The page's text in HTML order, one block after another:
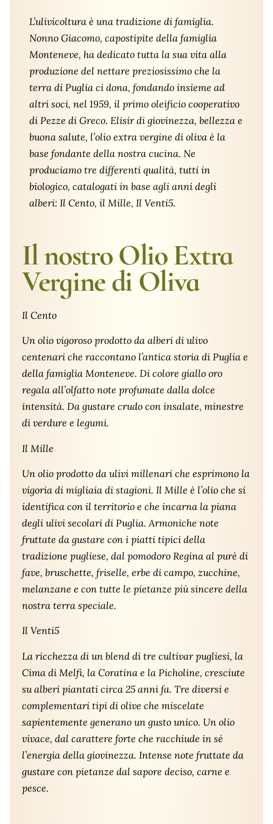
Il nostro Olio Extra
Vergine di Oliva
Il Cento
Un olio vigoroso prodotto da alberi di ulivo
centenari che raccontano l’antica storia di Puglia e
della famiglia Monteneve. Di colore giallo oro
regala all’olfatto note profumate dalla dolce
intensità. Da gustare crudo con insalate, minestre
di verdure e legumi.
Il Mille
Un olio prodotto da ulivi millenari che esprimono la
vigoria di migliaia di stagioni. Il Mille è l’olio che si
identifica con il territorio e che incarna la piana
degli ulivi secolari di Puglia. Armoniche note
fruttate da gustare con i piatti tipici della
tradizione pugliese, dal pomodoro Regina al purè di
fave, bruschette, friselle, erbe di campo, zucchine,
melanzane e con tutte le pietanze più sincere della
nostra terra speciale.
Il Venti5
La ricchezza di un blend di tre cultivar pugliesi, la
Cima di Melfi, la Coratina e la Picholine, cresciute
su alberi piantati circa 25 anni fa. Tre diversi e
complementari tipi di olive che miscelate
sapientemente generano un gusto unico. Un olio
vivace, dal carattere forte che racchiude in sé
l’energia della giovinezza. Intense note fruttate da
gustare con pietanze dal sapore deciso, carne e
pesce.
L’ulivicoltura è una tradizione di famiglia.
Nonno Giacomo, capostipite della famiglia
Monteneve, ha dedicato tutta la sua vita alla
produzione del nettare preziosissimo che la
terra di Puglia ci dona, fondando insieme ad
altri soci, nel 1959, il primo oleificio cooperativo
di Pezze di Greco. Elisir di giovinezza, bellezza e
buona salute, l’olio extra vergine di oliva è la
base fondante della nostra cucina. Ne
produciamo tre differenti qualità, tutti in
biologico, catalogati in base agli anni degli
alberi: Il Cento, il Mille, Il Venti5.